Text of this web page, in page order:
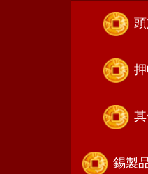
錫製